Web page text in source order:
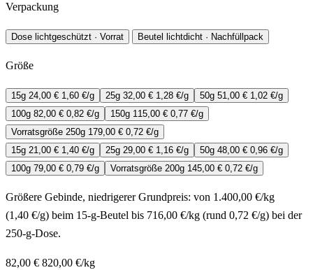
Verpackung
Dose lichtgeschützt · Vorrat Beutel lichtdicht · Nachfüllpack
Größe
15g 24,00 € 1,60 €/g 25g 32,00 € 1,28 €/g 50g 51,00 € 1,02 €/g
100g 82,00 € 0,82 €/g 150g 115,00 € 0,77 €/g
Vorratsgröße 250g 179,00 € 0,72 €/g
15g 21,00 € 1,40 €/g 25g 29,00 € 1,16 €/g 50g 48,00 € 0,96 €/g
100g 79,00 € 0,79 €/g Vorratsgröße 200g 145,00 € 0,72 €/g
Größere Gebinde, niedrigerer Grundpreis: von 1.400,00 €/kg
(1,40 €/g) beim 15-g-Beutel bis 716,00 €/kg (rund 0,72 €/g) bei der
250-g-Dose.
82,00 € 820,00 €/kg